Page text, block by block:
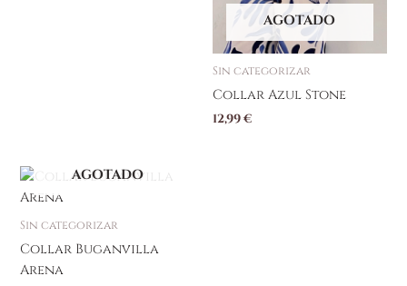
AGOTADO
Sin categorizar
Collar Azul Stone
12,99€
AGOTADO
Sin categorizar
Collar Buganvilla
Arena